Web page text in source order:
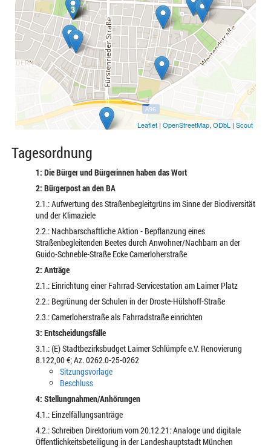
3
3
3
Leaflet | OpenStreetMap, ODbL | Scout
Tagesordnung
1: Die Bürger und Bürgerinnen haben das Wort
2: Bürgerpost an den BA
2.1.: Aufwertung des Straßenbegleitgrüns im Sinne der Biodiversität
und der Klimaziele
2.2.: Nachbarschaftliche Aktion - Bepflanzung eines
Straßenbegleitenden Beetes durch Anwohner/Nachbarn an der
Guido-Schneble-Straße Ecke Camerloherstraße
2: Anträge
2.1.: Einrichtung einer Fahrrad-Servicestation am Laimer Platz
2.2.: Begrünung der Schulen in der Droste-Hülshoff-Straße
2.3.: Camerloherstraße als Fahrradstraße einrichten
3: Entscheidungsfälle
3.1.: (E) Stadtbezirksbudget Laimer Schlümpfe e.V. Renovierung
8.122,00 €; Az. 0262.0-25-0262
Sitzungsvorlage
Beschluss
4: Stellungnahmen/Anhörungen
4.1.: Einzelfällungsanträge
4.2.: Schreiben Direktorium vom 20.12.21: Analoge und digitale
Öffentlichkeitsbeteiligung in der Landeshauptstadt München